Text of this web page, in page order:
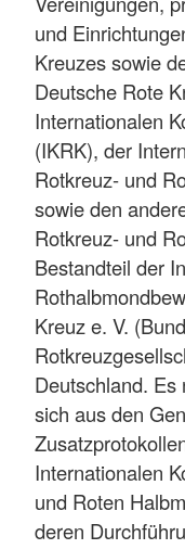
und
Kreuzes sowie
Deutsche Rote
Internationalen
(IKRK), der
Rotkreuz- und
sowie den
Rotkreuz- und
Bestandteil der
Kreuz e. V.
Deutschland. Es
sich aus den
Internationalen
und Roten
deren